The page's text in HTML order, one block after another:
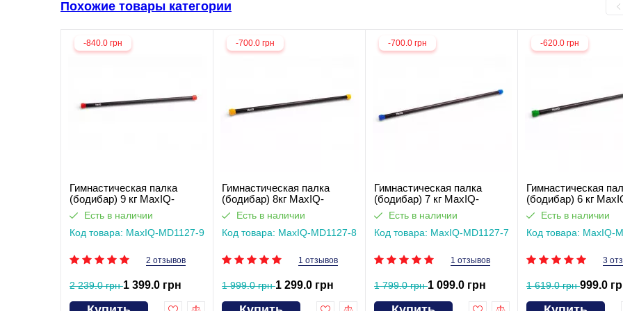
Похожие товары категории
-840.0 грн
Гимнастическая палка
(бодибар) 9 кг MaxIQ-
MD1127
Есть в наличии
Код товара: MaxIQ-MD1127-9
2 отзывов
2 239.0 грн1 399.0 грн
-700.0 грн
Гимнастическая палка
(бодибар) 8кг MaxIQ-
MD1127
Есть в наличии
Код товара: MaxIQ-MD1127-8
1 отзывов
1 999.0 грн1 299.0 грн
-700.0 грн
Гимнастическая палка
(бодибар) 7 кг MaxIQ-
MD1127
Есть в наличии
Код товара: MaxIQ-MD1127-7
1 отзывов
1 799.0 грн1 099.0 грн
-620.0 грн
Гимнастическая
(бодибар) 6 кг
MD1127
Есть в наличии
Код товара: MaxIQ-
3
1 619.0 грн999.0